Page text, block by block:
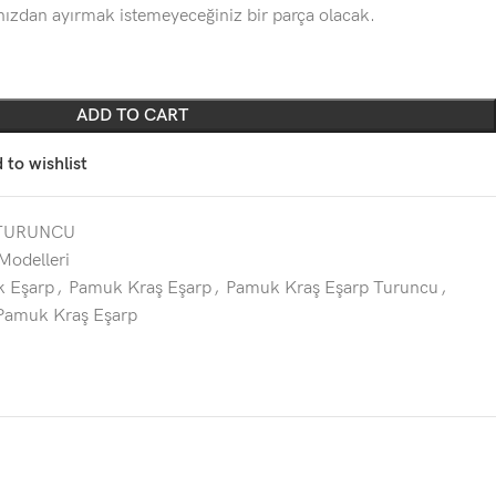
ayırmak istemeyeceğiniz bir parça olacak.
ADD TO CART
to wishlist
Eşarp, Pamuk Kraş Eşarp, Pamuk Kraş Eşarp Turuncu ,
Kraş Eşarp